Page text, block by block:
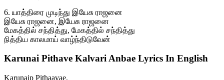
6. யாத்திரை முடிந்து இயேசு ராஜனை
இயேசு ராஜனை, இயேசு ராஜனை
மேகத்தில் சந்தித்து, மேகத்தில் சந்தித்து
நித்திய காலமாய் வாழ்ந்திடுவேன்
Karunai Pithave Kalvari Anbae Lyrics In English
Karunaip Pithaavae,